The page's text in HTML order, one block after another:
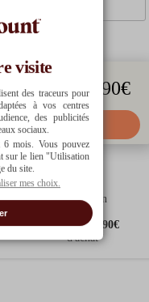
54.90€
au panier
Livraison
8.90€
offerte dès 90€
d'achat*
visite
des traceurs pour
à vos centres
des publicités
sociaux.
6 mois. Vous pouvez
sur le lien "Utilisation
du site.
mes choix.